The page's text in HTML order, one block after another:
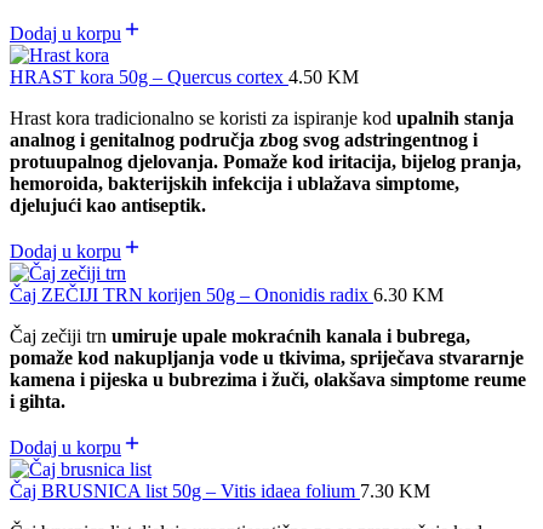
Dodaj u korpu
HRAST kora 50g – Quercus cortex 4.50 KM
Hrast kora tradicionalno se koristi za ispiranje kod upalnih stanja
analnog i genitalnog područja zbog svog adstringentnog i
protuupalnog djelovanja. Pomaže kod iritacija, bijelog pranja,
hemoroida, bakterijskih infekcija i ublažava simptome,
djelujući kao antiseptik.
Dodaj u korpu
Čaj ZEČIJI TRN korijen 50g – Ononidis radix 6.30 KM
Čaj zečiji trn umiruje upale mokraćnih kanala i bubrega,
pomaže kod nakupljanja vode u tkivima, spriječava stvararnje
kamena i pijeska u bubrezima i žuči, olakšava simptome reume
i gihta.
Dodaj u korpu
Čaj BRUSNICA list 50g – Vitis idaea folium 7.30 KM